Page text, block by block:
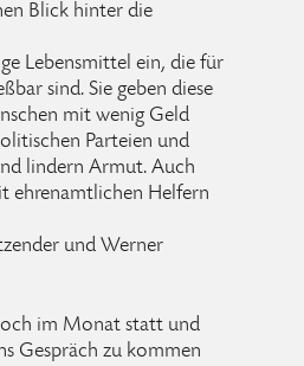
Blick hinter die
Lebensmittel ein, die für
sind. Sie geben diese
mit wenig Geld
Parteien und
lindern Armut. Auch
ehrenamtlichen Helfern
und Werner
im Monat statt und
Gespräch zu kommen